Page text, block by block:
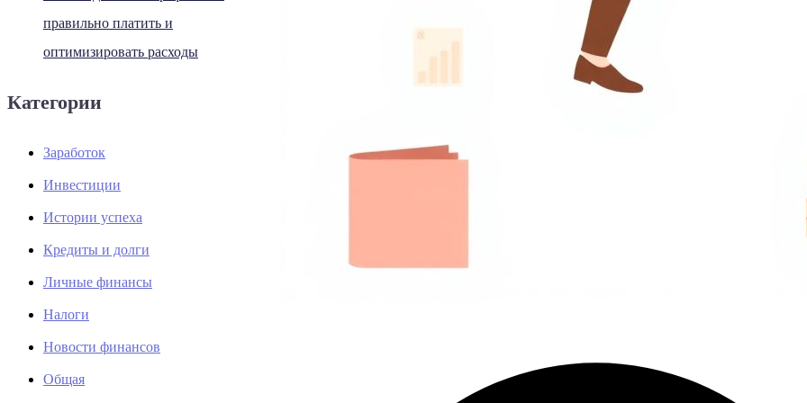
правильно платить и
оптимизировать расходы
Категории
Заработок
Инвестиции
Истории успеха
Кредиты и долги
Личные финансы
Налоги
Новости финансов
Общая